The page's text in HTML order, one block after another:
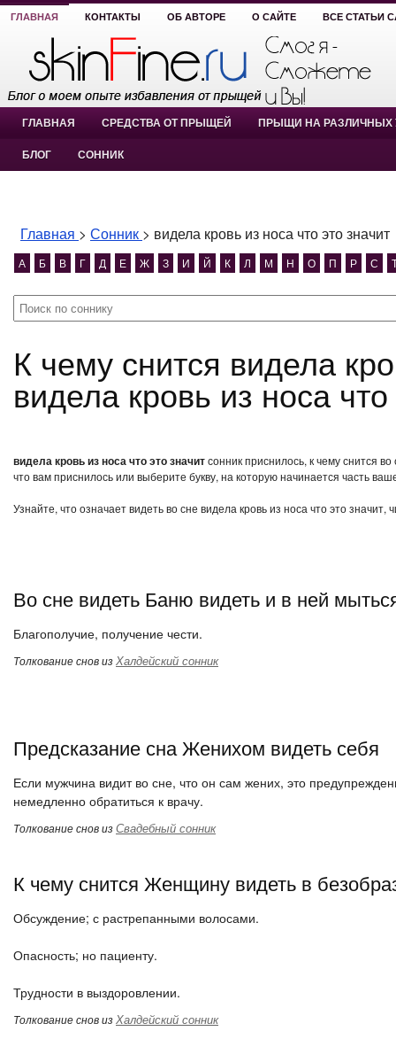
ГЛАВНАЯ КОНТАКТЫ ОБ АВТОРЕ О САЙТЕ ВСЕ СТАТЬИ
ГЛАВНАЯ СРЕДСТВА ОТ ПРЫЩЕЙ ПРЫЩИ НА РАЗЛИЧНЫХ
БЛОГ СОННИК
Главная > Сонник > видела кровь из носа что это значит
А Б В Г Д Е Ж З И Й К Л М Н О П Р С
К чему снится видела кровь из носа что это значит?
видела кровь из носа
видела кровь из носа что это значитсонник приснилось, к чему снится
что вам приснилось или выберите букву, на которую начинается часть
Узнайте, что означает видеть во сне видела кровь из носа что это
Во сне видеть Баню видеть и в ней
Благополучие, получение чести.
Толкование снов изХалдейский сонник
Предсказание сна Женихом видеть себя
Если мужчина видит во сне, что он сам жених, это
немедленно обратиться к врачу.
Толкование снов изСвадебный сонник
К чему снится Женщину видеть в
Обсуждение; с растрепанными волосами.
Опасность; но пациенту.
Трудности в выздоровлении.
Толкование снов изХалдейский сонник